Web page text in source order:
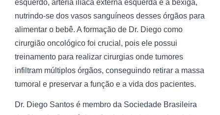
esquerdo, artéria ilíaca externa esquerda e a bexiga,
nutrindo-se dos vasos sanguíneos desses órgãos para
alimentar o bebê. A formação de Dr. Diego como
cirurgião oncológico foi crucial, pois ele possui
treinamento para realizar cirurgias onde tumores
infiltram múltiplos órgãos, conseguindo retirar a massa
tumoral e preservar a função e a vida dos pacientes.
Dr. Diego Santos é membro da Sociedade Brasileira